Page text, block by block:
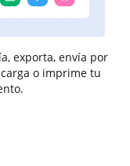
exporta, envía por
o imprime tu